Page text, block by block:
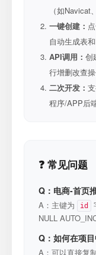
（如
一键创建：
自动生成表
API调用： 创
行增删改查
二次开发：
程序/APP后
❓ 常见问题
Q：电商-首页
A：主键为 id
NULL
Q：如何在项
A：可以直接复